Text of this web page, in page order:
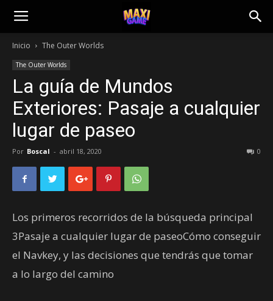
Inicio The Outer Worlds
The Outer Worlds
La guía de Mundos
Exteriores: Pasaje a cualquier
lugar de paseo
Por Boscal - abril 18, 2020 0
Los primeros recorridos de la búsqueda principal
3Pasaje a cualquier lugar de paseoCómo conseguir
el Navkey, y las decisiones que tendrás que tomar
a lo largo del camino